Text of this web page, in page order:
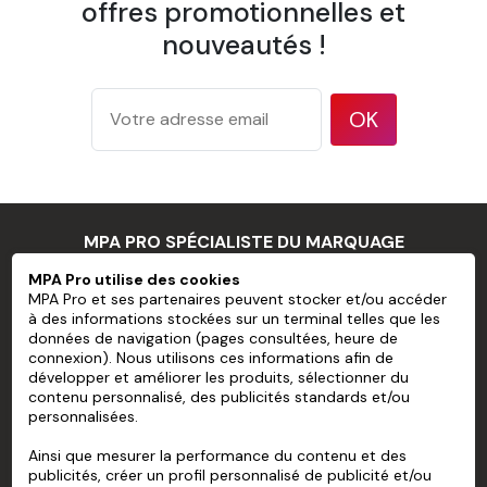
1 pulvérisateur
Papier Peint Mural Pré-encollé Sans
PVC personnalisé
Largeur d'un lé
600 mm
Recouvrement
Pose bord à bord
Grammage
175 g/m² d'après la méthode de
test ISO 536
Épaisseur
177 microns/7 mil d'après la
méthode de test ISO 534
Opacité
TAPPI T 425
offres promotionnelles et
nouveautés !
OK
MPA PRO SPÉCIALISTE DU MARQUAGE
MPA PRO
NOS SERVICES
MON COMPTE
AIDE
MPA Pro utilise des cookies
MPA Pro et ses partenaires peuvent stocker et/ou accéder
à des informations stockées sur un terminal telles que les
données de navigation (pages consultées, heure de
connexion). Nous utilisons ces informations afin de
développer et améliorer les produits, sélectionner du
contenu personnalisé, des publicités standards et/ou
personnalisées.
Ainsi que mesurer la performance du contenu et des
publicités, créer un profil personnalisé de publicité et/ou